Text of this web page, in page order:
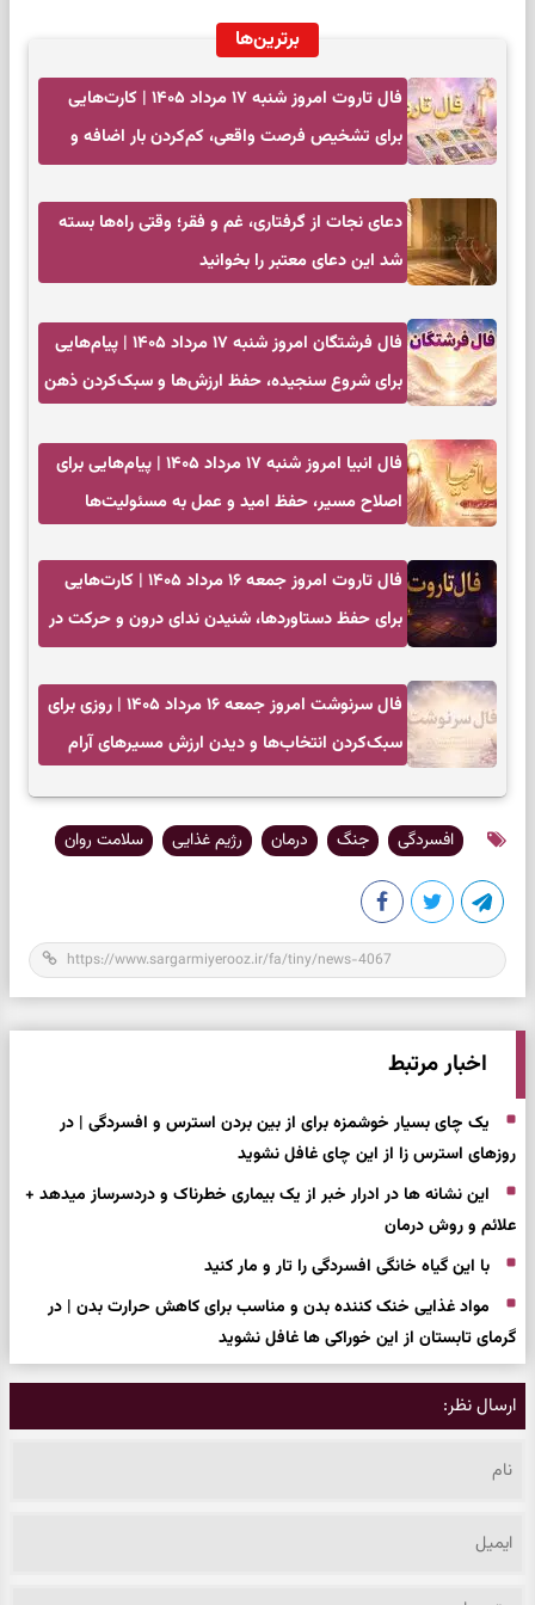
برترین‌ها
فال تاروت امروز شنبه ۱۷ مرداد ۱۴۰۵ | کارت‌هایی
برای تشخیص فرصت واقعی، کم‌کردن بار اضافه و
دعای نجات از گرفتاری، غم و فقر؛ وقتی راه‌ها بسته
شد این دعای معتبر را بخوانید
فال فرشتگان امروز شنبه ۱۷ مرداد ۱۴۰۵ | پیام‌هایی
برای شروع سنجیده، حفظ ارزش‌ها و سبک‌کردن ذهن
فال انبیا امروز شنبه ۱۷ مرداد ۱۴۰۵ | پیام‌هایی برای
اصلاح مسیر، حفظ امید و عمل به مسئولیت‌ها
فال تاروت امروز جمعه ۱۶ مرداد ۱۴۰۵ | کارت‌هایی
برای حفظ دستاوردها، شنیدن ندای درون و حرکت در
فال سرنوشت امروز جمعه ۱۶ مرداد ۱۴۰۵ | روزی برای
سبک‌کردن انتخاب‌ها و دیدن ارزش مسیرهای آرام
افسردگی جنگ درمان رژیم غذایی سلامت روان
اخبار مرتبط
یک چای بسیار خوشمزه برای از بین بردن استرس و افسردگی | در
روزهای استرس زا از این چای غافل نشوید
این نشانه ها در ادرار خبر از یک بیماری خطرناک و دردسرساز میدهد +
علائم و روش درمان
با این گیاه خانگی افسردگی را تار و مار کنید
مواد غذایی خنک کننده بدن و مناسب برای کاهش حرارت بدن | در
گرمای تابستان از این خوراکی ها غافل نشوید
ارسال نظر: